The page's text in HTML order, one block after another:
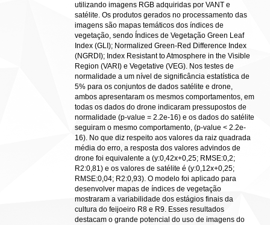
utilizando imagens RGB adquiridas por VANT e
satélite. Os produtos gerados no processamento das
imagens são mapas temáticos dos índices de
vegetação, sendo Índices de Vegetação Green Leaf
Index (GLI); Normalized Green-Red Difference Index
(NGRDI); Index Resistant to Atmosphere in the Visible
Region (VARI) e Vegetative (VEG). Nos testes de
normalidade a um nível de significância estatística de
5% para os conjuntos de dados satélite e drone,
ambos apresentaram os mesmos comportamentos, em
todas os dados do drone indicaram pressupostos de
normalidade (p-value = 2.2e-16) e os dados do satélite
seguiram o mesmo comportamento, (p-value < 2.2e-
16). No que diz respeito aos valores da raiz quadrada
média do erro, a resposta dos valores advindos de
drone foi equivalente a (y:0,42x+0,25; RMSE:0,2;
R2:0,81) e os valores de satélite é (y:0,12x+0,25;
RMSE:0,04; R2:0,93). O modelo foi aplicado para
desenvolver mapas de índices de vegetação
mostraram a variabilidade dos estágios finais da
cultura do feijoeiro R8 e R9. Esses resultados
destacam o grande potencial do uso de imagens do